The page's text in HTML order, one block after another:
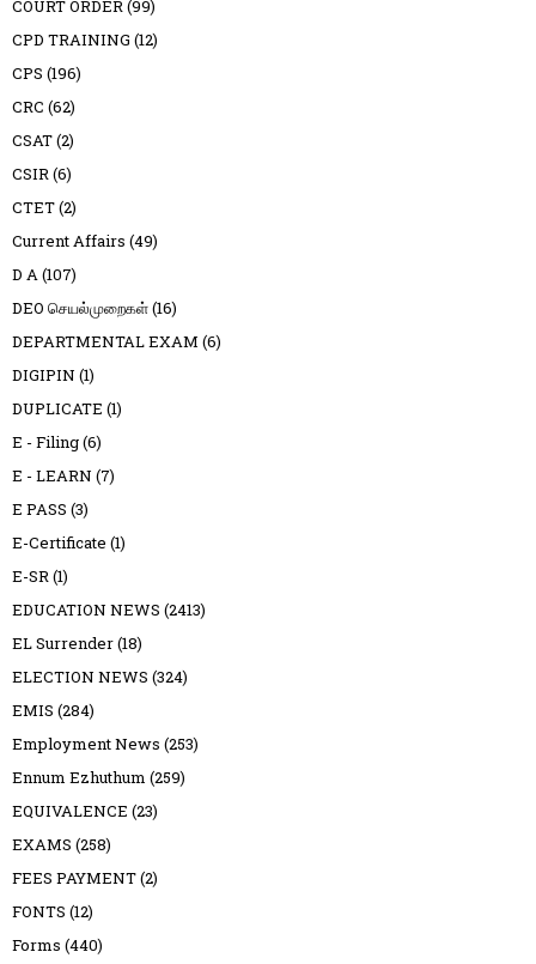
COURT ORDER(99)
CPD TRAINING (12)
CPS (196)
CRC (62)
CSAT(2)
CSIR(6)
CTET(2)
Current Affairs (49)
D A(107)
DEO செயல்முறைகள்(16)
DEPARTMENTAL EXAM (6)
DIGIPIN (1)
DUPLICATE (1)
E - Filing(6)
E - LEARN (7)
E PASS (3)
E-Certificate (1)
E-SR(1)
EDUCATION NEWS (2413)
EL Surrender(18)
ELECTION NEWS (324)
EMIS (284)
Employment News (253)
Ennum Ezhuthum (259)
EQUIVALENCE (23)
EXAMS (258)
FEES PAYMENT(2)
FONTS (12)
Forms (440)